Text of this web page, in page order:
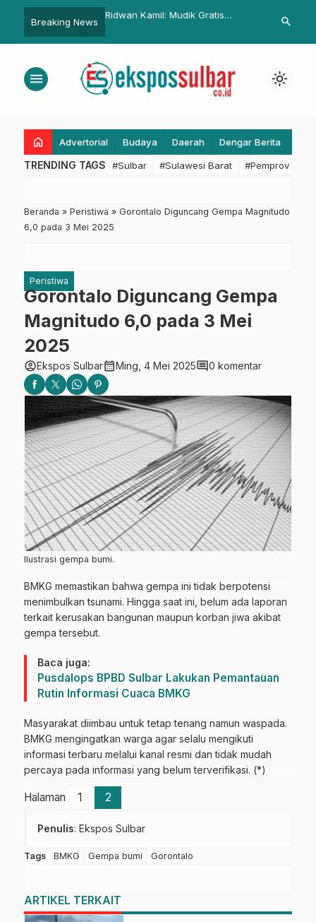
Breaking News
Pribadi ke Kampung
DKP Sulbar Evaluasi Kinerja,
Transparansi Publik
Kapolda
Momentum
search
menu light_mode
home Advertorial Budaya Daerah Dengar Berita
TRENDING TAGS #Sulbar #Sulawesi Barat #Pemprov
Beranda » Peristiwa » Gorontalo Diguncang Gempa Magnitudo
6,0 pada 3 Mei 2025
Peristiwa
Gorontalo Diguncang Gempa
Magnitudo 6,0 pada 3 Mei
2025
account_circleEkspos Sulbarcalendar_monthMing, 4 Mei 2025comment0 komentar
Ilustrasi gempa bumi.
BMKG memastikan bahwa gempa ini tidak berpotensi
menimbulkan tsunami. Hingga saat ini, belum ada laporan
terkait kerusakan bangunan maupun korban jiwa akibat
gempa tersebut.
Baca juga:
Pusdalops BPBD Sulbar Lakukan Pemantauan
Rutin Informasi Cuaca BMKG
Masyarakat diimbau untuk tetap tenang namun waspada.
BMKG mengingatkan warga agar selalu mengikuti
informasi terbaru melalui kanal resmi dan tidak mudah
percaya pada informasi yang belum terverifikasi. (*)
Halaman 1 2
Penulis: Ekspos Sulbar
Tags BMKG Gempa bumi Gorontalo
ARTIKEL TERKAIT